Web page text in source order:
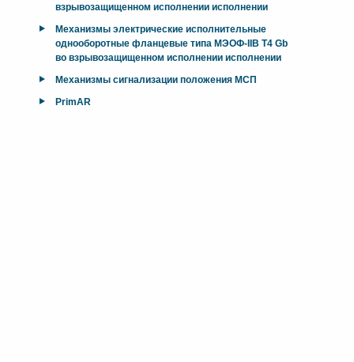
взрывозащищенном исполнении исполнении
Механизмы электрические исполнительные
однооборотные фланцевые типа МЭОФ-IIB T4 Gb
во взрывозащищенном исполнении исполнении
Механизмы сигнализации положения МСП
PrimAR